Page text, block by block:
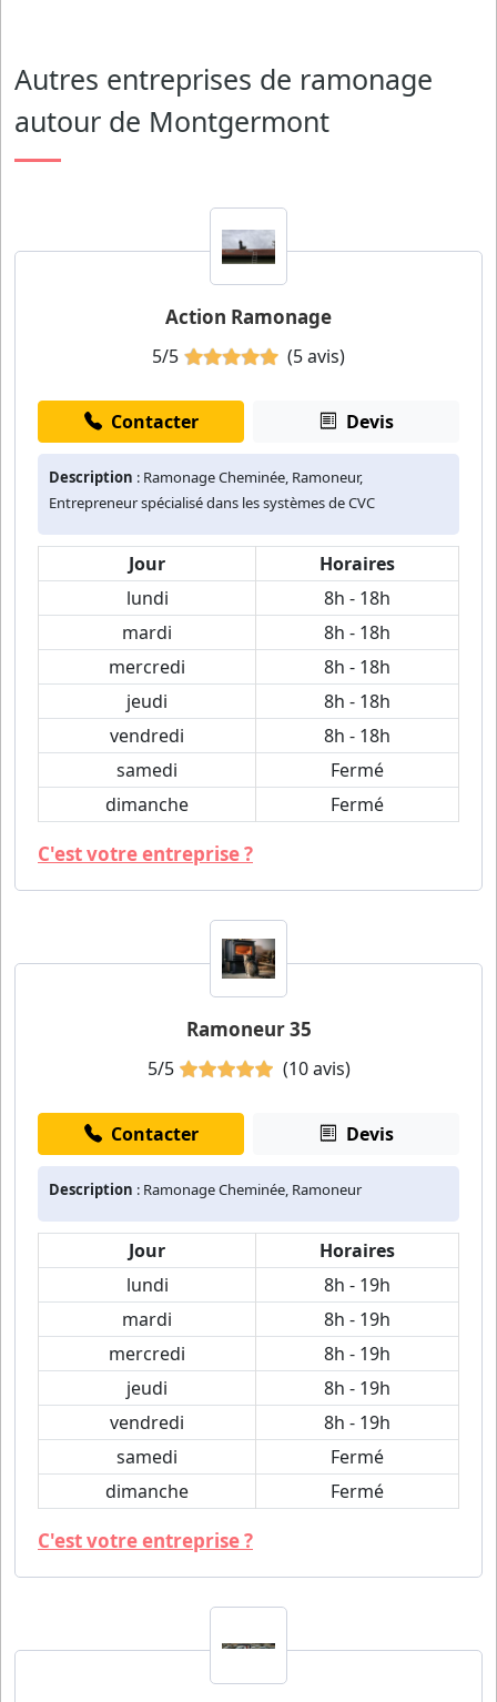
Autres entreprises de ramonage
autour de Montgermont
Action Ramonage
5/5 (5 avis)
Contacter Devis
Description : Ramonage Cheminée, Ramoneur,
Entrepreneur spécialisé dans les systèmes de CVC
Jour
Horaires
lundi
8h - 18h
mardi
8h - 18h
mercredi
8h - 18h
jeudi
8h - 18h
vendredi
8h - 18h
samedi
Fermé
dimanche
Fermé
C'est votre entreprise ?
Ramoneur 35
5/5 (10 avis)
Contacter Devis
Description : Ramonage Cheminée, Ramoneur
Jour
Horaires
lundi
8h - 19h
mardi
8h - 19h
mercredi
8h - 19h
jeudi
8h - 19h
vendredi
8h - 19h
samedi
Fermé
dimanche
Fermé
C'est votre entreprise ?